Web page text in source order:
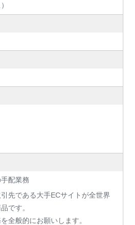
手配業務
先である大手ECサイトが全世界
です。
全般的にお願いします。